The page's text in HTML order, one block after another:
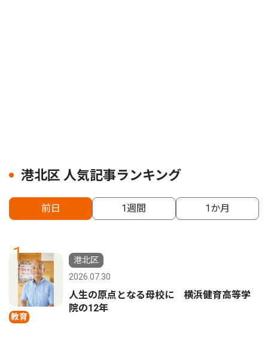
港北区 人気記事ランキング
前日 1週間 1か月
1
教育
港北区
2026.07.30
人生の原点となる母校に 横浜健育高等学
院の12年